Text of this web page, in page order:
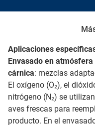
Aplicaciones
Envasado en
cárnica: mezclas
El oxígeno (O₂), el
nitrógeno (N₂) se
aves frescas para
producto. En el